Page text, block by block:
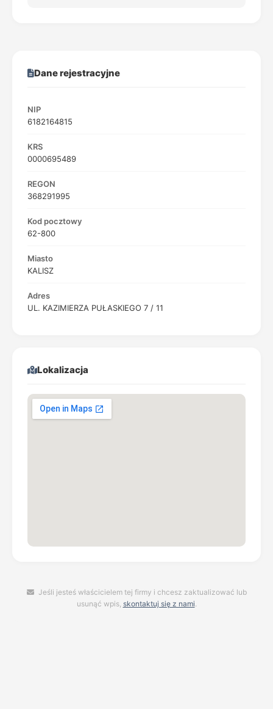
Dane rejestracyjne
NIP
6182164815
KRS
0000695489
REGON
368291995
Kod pocztowy
62-800
Miasto
KALISZ
Adres
UL. KAZIMIERZA PUŁASKIEGO 7 / 11
Lokalizacja
Jeśli jesteś właścicielem tej firmy i chcesz zaktualizować lub
usunąć wpis, skontaktuj się z nami.